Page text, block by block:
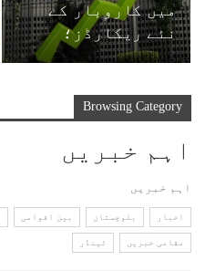
میں کاروبار کے
نئے ریکارڈز؛
انڈیکس تاریخ کی
Browsing Category
اہم خبریں
اہم خبریں
اخبار بلوچستان بین اقوامی
مقامی خبریں ٹینڈر